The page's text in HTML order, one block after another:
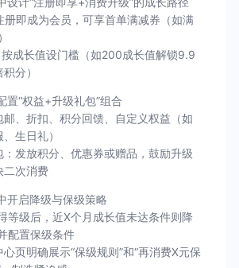
册即成为会员，可享首单满减券（如满
成长值设门槛（如200成长值解锁9.9
分）
置“权益+升级礼包”组合
邮、折扣、积分回馈、自定义权益（如
生日礼）
：发放积分、优惠券或赠品，鼓励升级
二次消费
开启降级与保级策略
等级后，近X个月成长值未达条件则降
配置保级条件
页明确展示“保级规则”和“再消费X元保